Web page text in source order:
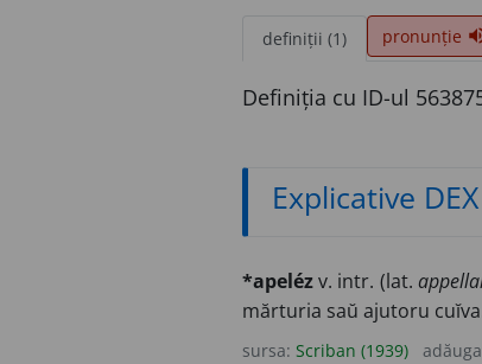
definiții (1) pronunție
Definiția cu ID-ul
Explicative DEX
*apelézv. intr. (lat.
mărturia saŭ ajutoru
sursa: Scriban (1939)